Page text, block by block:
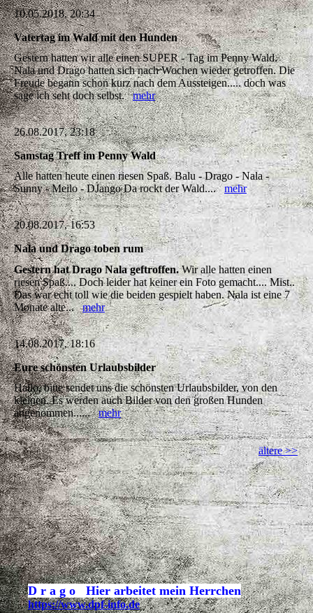
10.05.2018, 20:34
Vatertag im Wald mit den Hunden
Gestern hatten wir alle einen SUPER - Tag im Penny Wald.
Nala und Drago hatten sich nach Wochen wieder getroffen. Die
Freude begann schon kurz nach dem Aussteigen..... doch was
sage ich seht doch selbst.mehr
26.08.2017, 23:18
Samstag Treff im Penny Wald
Alle hatten heute einen riesen Spaß. Balu - Drago - Nala -
Sunny - Meilo - DJango Da rockt der Wald....mehr
20.08.2017, 16:53
Nala und Drago toben rum
Gestern hat Drago Nala geftroffen.Wir alle hatten einen
riesen Spaß.... Doch leider hat keiner ein Foto gemacht.... Mist..
Das war echt toll wie die beiden gespielt haben. Nala ist eine 7
Monate alte...mehr
14.08.2017, 18:16
Eure schönsten Urlaubsbilder
Hallo, bitte sendet uns die schönsten Urlaubsbilder, von den
kleinen. Es werden auch Bilder von den großen Hunden
angenommen......mehr
ältere >>
D r a g o Hier arbeitet mein Herrchen
https://www.dpf-info.de